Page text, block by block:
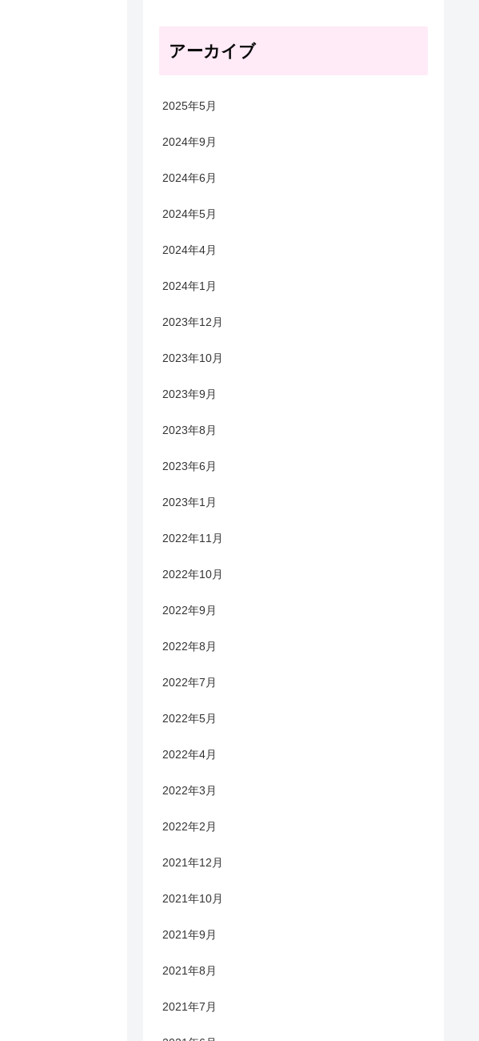
アーカイブ
2025年5月
2024年9月
2024年6月
2024年5月
2024年4月
2024年1月
2023年12月
2023年10月
2023年9月
2023年8月
2023年6月
2023年1月
2022年11月
2022年10月
2022年9月
2022年8月
2022年7月
2022年5月
2022年4月
2022年3月
2022年2月
2021年12月
2021年10月
2021年9月
2021年8月
2021年7月